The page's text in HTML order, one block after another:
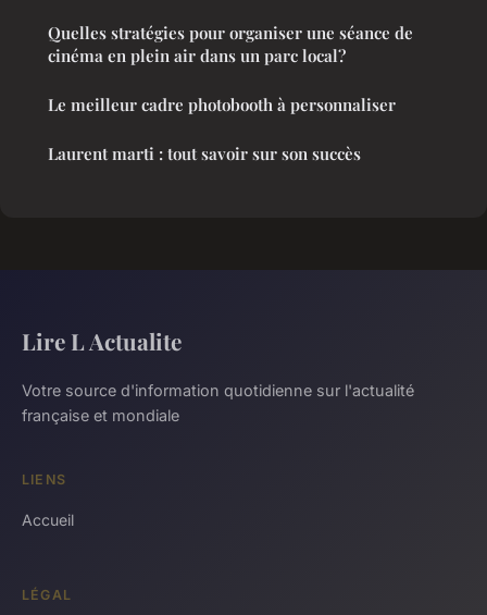
Quelles stratégies pour organiser une séance de
cinéma en plein air dans un parc local?
Le meilleur cadre photobooth à personnaliser
Laurent marti : tout savoir sur son succès
Lire L Actualite
Votre source d'information quotidienne sur l'actualité
française et mondiale
LIENS
Accueil
LÉGAL